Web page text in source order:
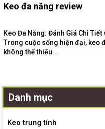
Keo đa năng review
Keo Đa Năng: Đánh Giá Chi
Trong cuộc sống hiện đại, keo
không thể thiếu...
Danh mục
Keo trung tính